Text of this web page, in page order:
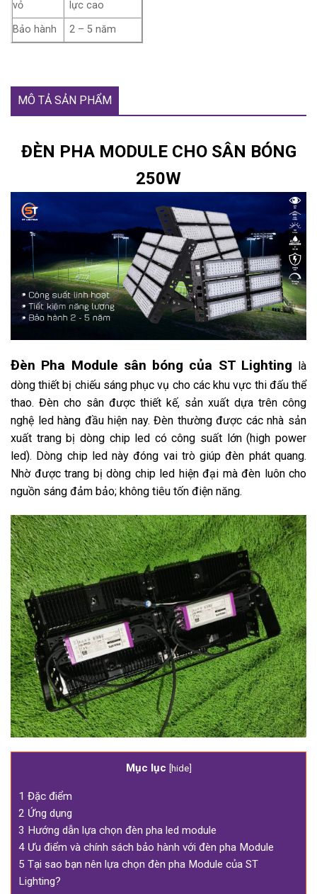
vỏ
lực cao
Bảo hành
2 – 5 năm
MÔ TẢ SẢN PHẨM
ĐÈN PHA MODULE CHO SÂN BÓNG
250W
Đèn Pha Module sân bóng của ST Lighting là
dòng thiết bị chiếu sáng phục vụ cho các khu vực thi đấu thể
thao. Đèn cho sân được thiết kế, sản xuất dựa trên công
nghệ led hàng đầu hiện nay. Đèn thường được các nhà sản
xuất trang bị dòng chip led có công suất lớn (high power
led). Dòng chip led này đóng vai trò giúp đèn phát quang.
Nhờ được trang bị dòng chip led hiện đại mà đèn luôn cho
nguồn sáng đảm bảo; không tiêu tốn điện năng.
Mục lục [hide]
1 Đặc điểm
2 Ứng dụng
3 Hướng dẫn lựa chọn đèn pha led module
4 Ưu điểm và chính sách bảo hành với đèn pha Module
5 Tại sao bạn nên lựa chọn đèn pha Module của ST
Lighting?